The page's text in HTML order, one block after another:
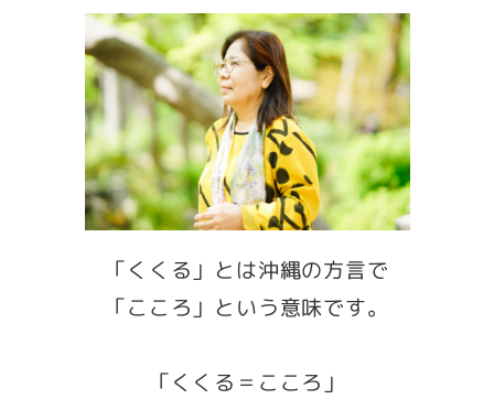
「くくる」とは沖縄の方言で
「こころ」という意味です。
「くくる＝こころ」